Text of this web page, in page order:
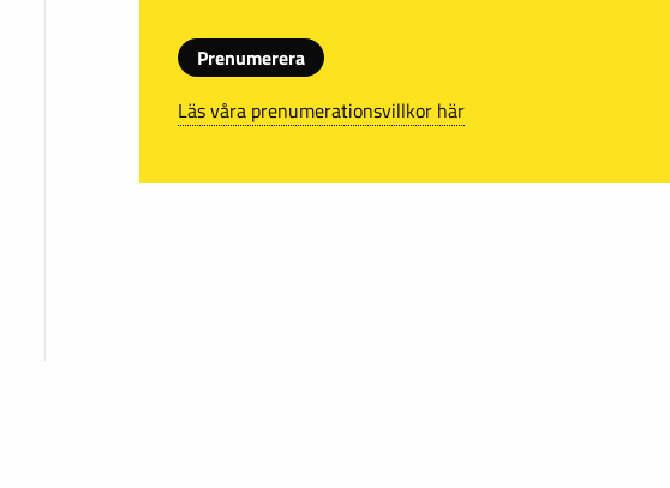
Prenumerera
Läs våra prenumerationsvillkor här